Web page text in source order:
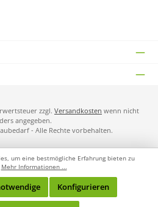
zzgl. Versandkosten wenn nicht
angegeben.
- Alle Rechte vorbehalten.
um eine bestmögliche Erfahrung bieten zu
Mehr Informationen ...
Konfigurieren